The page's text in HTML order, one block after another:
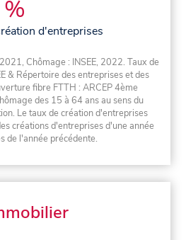
d'entreprises
Chômage : INSEE, 2022. Taux de
& Répertoire des entreprises et des
fibre FTTH : ARCEP 4ème
des 15 à 64 ans au sens du
Le taux de création d'entreprises
créations d'entreprises d'une année
de l'année précédente.